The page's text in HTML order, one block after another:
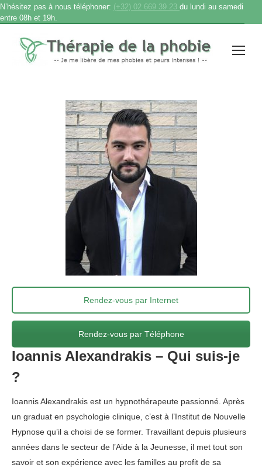
N’hésitez pas à nous téléphoner: (+32) 02 669 39 23 du lundi au samedi
entre 08h et 19h.
Ioannis Alexandrakis – Qui suis-je
?
Ioannis Alexandrakis est un hypnothérapeute passionné. Après
un graduat en psychologie clinique, c’est à l’Institut de Nouvelle
Hypnose qu’il a choisi de se former. Travaillant depuis plusieurs
années dans le secteur de l’Aide à la Jeunesse, il met tout son
savoir et son expérience avec les familles au profit de sa
Rendez-vous par Internet
Rendez-vous par Téléphone